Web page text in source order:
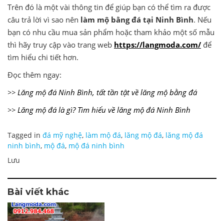
Trên đó là một vài thông tin để giúp bạn có thể tìm ra được
câu trả lời vì sao nên làm mộ bằng đá tại Ninh Bình. Nếu
bạn có nhu cầu mua sản phẩm hoặc tham khảo một số mẫu
thì hãy truy cập vào trang web https://langmoda.com/ để
tìm hiểu chi tiết hơn.
Đọc thêm ngay:
>> Lăng mộ đá Ninh Bình, tất tần tật về lăng mộ bằng đá
>> Lăng mộ đá là gì? Tìm hiểu về lăng mộ đá Ninh Bình
Tagged in đá mỹ nghệ, làm mộ đá, lăng mộ đá, lăng mộ đá
ninh bình, mộ đá, mộ đá ninh bình
Lưu
Bài viết khác